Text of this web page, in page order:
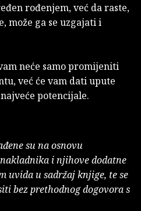
rođenjem, već da raste,
može ga se uzgajati i
neće samo promijeniti
već će vam dati upute
potencijale.
su na osnovu
i njihove dodatne
uvida u sadržaj knjige, te se
bez prethodnog dogovora s